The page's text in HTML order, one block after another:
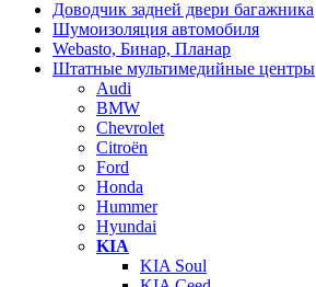
Доводчик задней двери багажника
Шумоизоляция автомобиля
Webasto, Бинар, Планар
Штатные мультимедийные центры
Audi
BMW
Chevrolet
Citroёn
Ford
Honda
Hummer
Hyundai
KIA
KIA Soul